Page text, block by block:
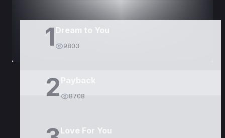
1 Dream to You
9803
2 8708
Love For You